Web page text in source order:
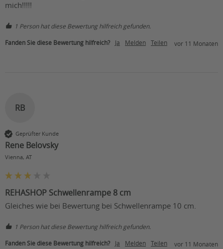
mich!!!!!
1 Person hat diese Bewertung hilfreich gefunden.
Fanden Sie diese Bewertung hilfreich? Ja Melden Teilen vor 11 Monaten
RB
Geprüfter Kunde
Rene Belovsky
Vienna, AT
REHASHOP Schwellenrampe 8 cm
Gleiches wie bei Bewertung bei Schwellenrampe 10 cm.
1 Person hat diese Bewertung hilfreich gefunden.
Fanden Sie diese Bewertung hilfreich? Ja Melden Teilen vor 11 Monaten